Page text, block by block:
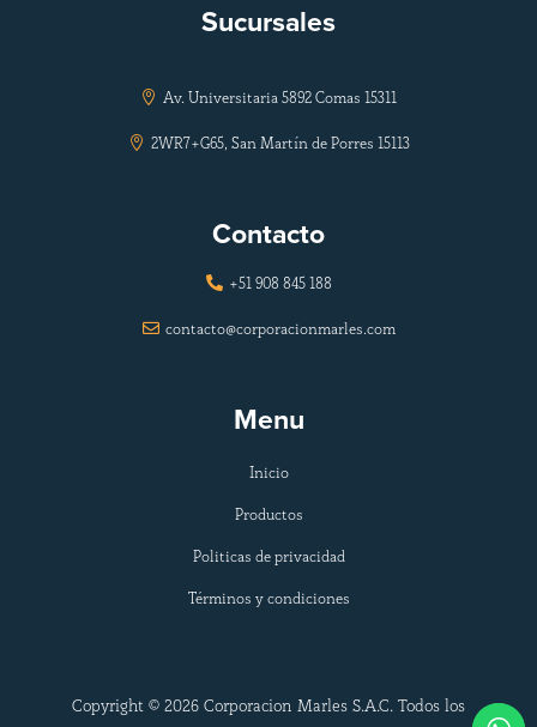
Sucursales
 Av. Universitaria 5892 Comas 15311
 2WR7+G65, San Martín de Porres 15113
Contacto
 +51 908 845 188
 contacto@corporacionmarles.com
Menu
Inicio
Productos
Politicas de privacidad
Términos y condiciones
Copyright © 2026 Corporacion Marles S.A.C. Todos los